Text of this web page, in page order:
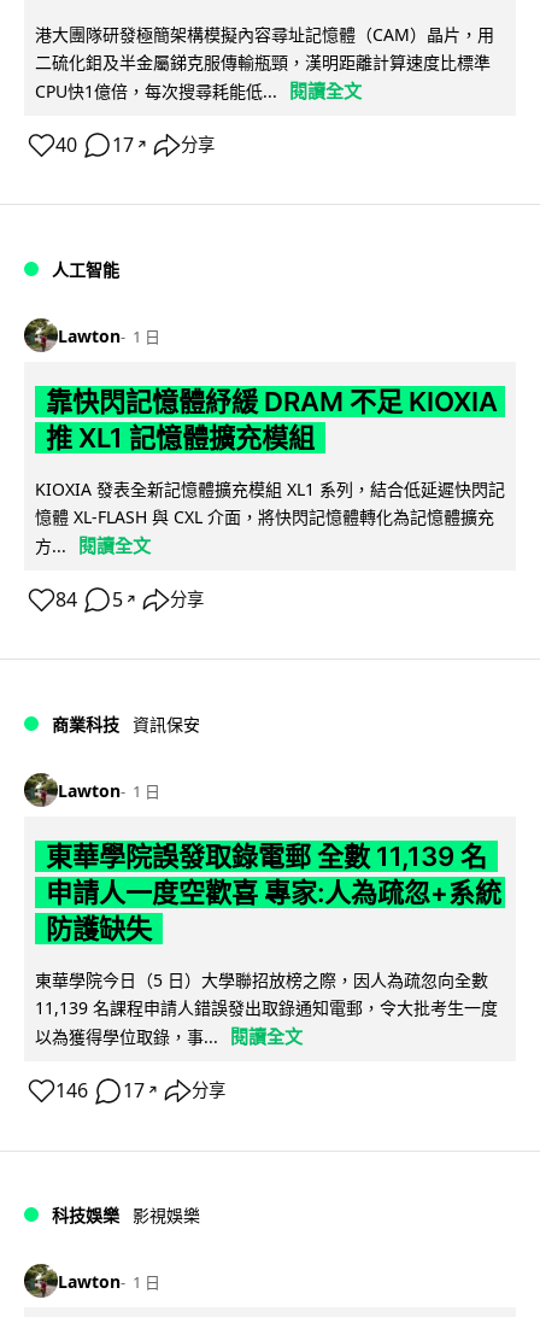
港大團隊研發極簡架構模擬內容尋址記憶體（CAM）晶片，用
二硫化鉬及半金屬銻克服傳輸瓶頸，漢明距離計算速度比標準
CPU快1億倍，每次搜尋耗能低...
閱讀全文
40 17 ↗ 分享
人工智能
Lawton 1 日
靠快閃記憶體紓緩 DRAM 不足 KIOXIA
推 XL1 記憶體擴充模組
KIOXIA 發表全新記憶體擴充模組 XL1 系列，結合低延遲快閃記
憶體 XL-FLASH 與 CXL 介面，將快閃記憶體轉化為記憶體擴充
方...
閱讀全文
84 5 ↗ 分享
商業科技 資訊保安
Lawton 1 日
東華學院誤發取錄電郵 全數 11,139 名
申請人一度空歡喜 專家:人為疏忽+系統
防護缺失
東華學院今日（5 日）大學聯招放榜之際，因人為疏忽向全數
11,139 名課程申請人錯誤發出取錄通知電郵，令大批考生一度
以為獲得學位取錄，事...
閱讀全文
146 17 ↗ 分享
科技娛樂 影視娛樂
Lawton 1 日